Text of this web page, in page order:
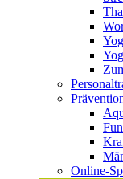
Online-